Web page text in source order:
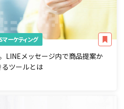
マーケティング
LINEメッセージ内で商品提案か
ツールとは